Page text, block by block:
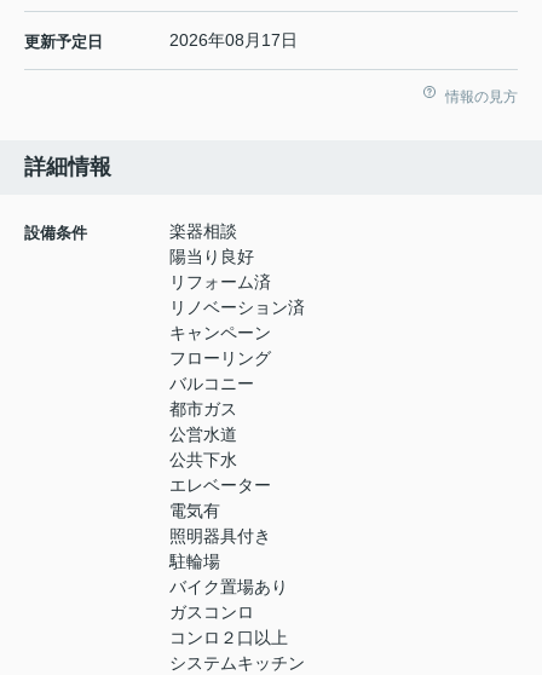
更新予定日 2026年08月17日
情報の見方
詳細情報
設備条件
楽器相談
陽当り良好
リフォーム済
リノベーション済
キャンペーン
フローリング
バルコニー
都市ガス
公営水道
公共下水
エレベーター
電気有
照明器具付き
駐輪場
バイク置場あり
ガスコンロ
コンロ２口以上
システムキッチン